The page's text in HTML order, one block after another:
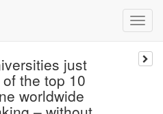
just
the top 10
worldwide